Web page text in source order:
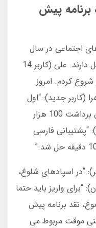
برنامه پیش
در شبکه های اجتماعی در سال
1404، 75 درصد کاربران رضایت کامل دارند. علی (کاربر 14
بونوس شروع کردم. امروز
(کاربر جدید): “اول
فکر کردم کلاهبرداری است. اما اولین برداشت 100 هزار
“پشتیبانی فارسی
“در اسپادهای شلوغ،
واریز باید حتما
نقد برنامه پیش
موقت مربوط می